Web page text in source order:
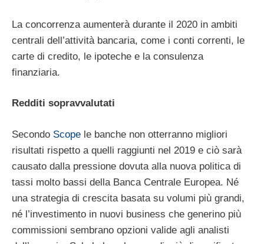
La concorrenza aumenterà durante il 2020 in ambiti
centrali dell’attività bancaria, come i conti correnti, le
carte di credito, le ipoteche e la consulenza
finanziaria.
Redditi sopravvalutati
Secondo Scope le banche non otterranno migliori
risultati rispetto a quelli raggiunti nel 2019 e ciò sarà
causato dalla pressione dovuta alla nuova politica di
tassi molto bassi della Banca Centrale Europea. Né
una strategia di crescita basata su volumi più grandi,
né l’investimento in nuovi business che generino più
commissioni sembrano opzioni valide agli analisti